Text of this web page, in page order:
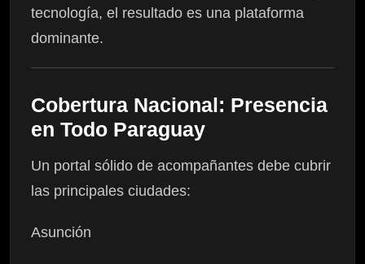
tecnología, el resultado es una plataforma
dominante.
Cobertura Nacional: Presencia
en Todo Paraguay
Un portal sólido de acompañantes debe cubrir
las principales ciudades:
Asunción